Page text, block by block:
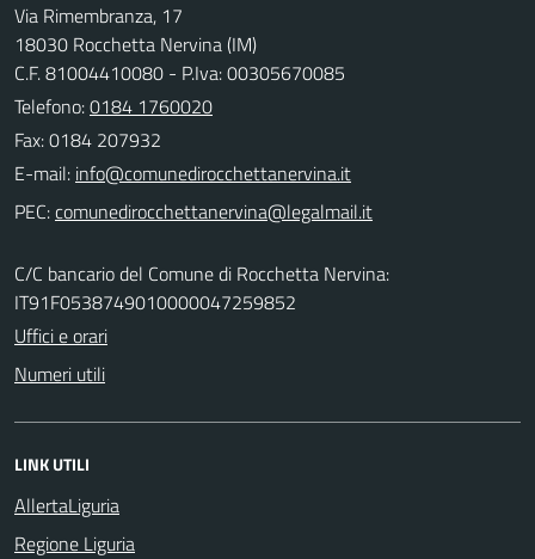
Via Rimembranza, 17
18030 Rocchetta Nervina (IM)
C.F. 81004410080 - P.Iva: 00305670085
Telefono:0184 1760020
Fax: 0184 207932
E-mail:
PEC:
C/C bancario del Comune di Rocchetta Nervina:
IT91F0538749010000047259852
Uffici e orari
Numeri utili
LINK UTILI
AllertaLiguria
Regione Liguria